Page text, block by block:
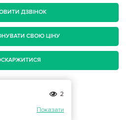
ДЗВІНОК
СВОЮ ЦІНУ
2
Показати